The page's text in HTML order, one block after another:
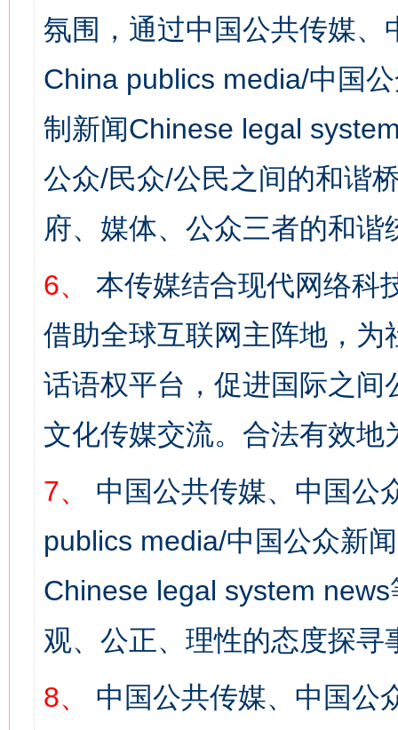
氛围，通过中国公共传媒
China publics media/中国
制新闻Chinese legal
公众/民众/公民之间的和谐
府、媒体、公众三者的和谐
6、
本传媒结合现代网络科
借助全球互联网主阵地，
话语权平台，促进国际之
文化传媒交流。合法有效地
7、
中国公共传媒、中国公
publics media/中国公众新
Chinese legal system
观、公正、理性的态度探寻
8、
中国公共传媒、中国公